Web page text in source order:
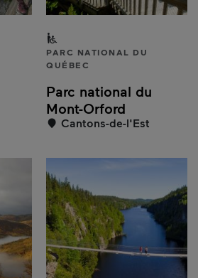
à mobilité réduite
PARC NATIONAL DU
QUÉBEC
Parc national du
Mont-Orford
Cantons-de-l'Est